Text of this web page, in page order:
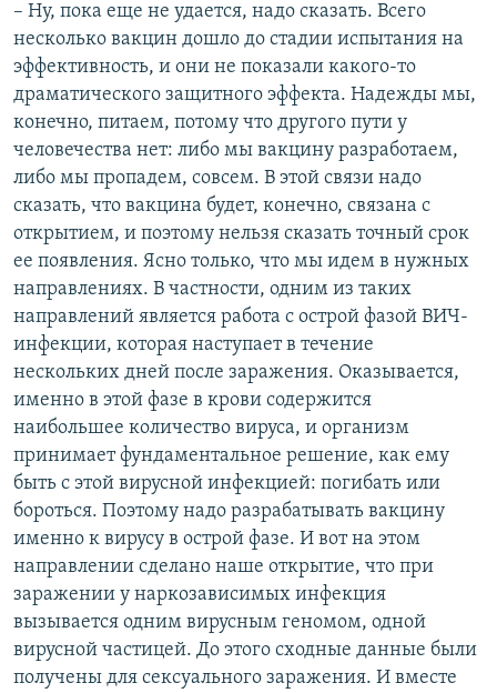
– Ну, пока еще не удается, надо сказать. Всего
несколько вакцин дошло до стадии испытания на
эффективность, и они не показали какого-то
драматического защитного эффекта. Надежды мы,
конечно, питаем, потому что другого пути у
человечества нет: либо мы вакцину разработаем,
либо мы пропадем, совсем. В этой связи надо
сказать, что вакцина будет, конечно, связана с
открытием, и поэтому нельзя сказать точный срок
ее появления. Ясно только, что мы идем в нужных
направлениях. В частности, одним из таких
направлений является работа с острой фазой ВИЧ-
инфекции, которая наступает в течение
нескольких дней после заражения. Оказывается,
именно в этой фазе в крови содержится
наибольшее количество вируса, и организм
принимает фундаментальное решение, как ему
быть с этой вирусной инфекцией: погибать или
бороться. Поэтому надо разрабатывать вакцину
именно к вирусу в острой фазе. И вот на этом
направлении сделано наше открытие, что при
заражении у наркозависимых инфекция
вызывается одним вирусным геномом, одной
вирусной частицей. До этого сходные данные были
получены для сексуального заражения. И вместе